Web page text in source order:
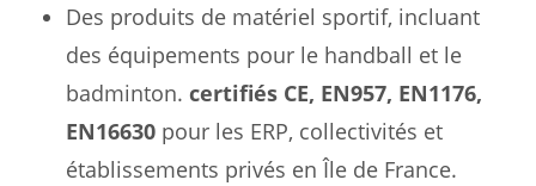
Des produits de matériel sportif, incluant
des équipements pour le handball et le
badminton. certifiés CE, EN957, EN1176,
EN16630 pour les ERP, collectivités et
établissements privés en Île de France.